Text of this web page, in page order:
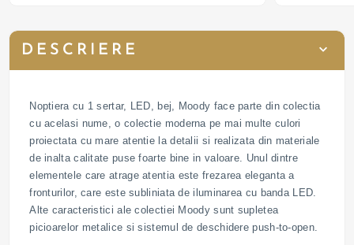
DESCRIERE
Noptiera cu 1 sertar, LED, bej, Moody face parte din colectia
cu acelasi nume, o colectie moderna pe mai multe culori
proiectata cu mare atentie la detalii si realizata din materiale
de inalta calitate puse foarte bine in valoare. Unul dintre
elementele care atrage atentia este frezarea eleganta a
fronturilor, care este subliniata de iluminarea cu banda LED.
Alte caracteristici ale colectiei Moody sunt supletea
picioarelor metalice si sistemul de deschidere push-to-open.